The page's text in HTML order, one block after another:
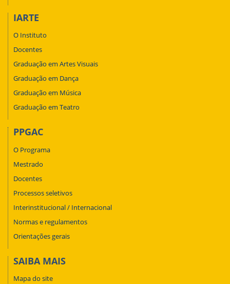
IARTE
O Instituto
Docentes
Graduação em Artes Visuais
Graduação em Dança
Graduação em Música
Graduação em Teatro
PPGAC
O Programa
Mestrado
Docentes
Processos seletivos
Interinstitucional / Internacional
Normas e regulamentos
Orientações gerais
SAIBA MAIS
Mapa do site